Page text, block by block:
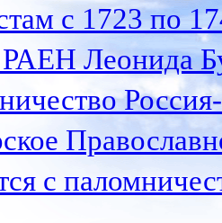
с 1723 по
РАЕН Леонида
с